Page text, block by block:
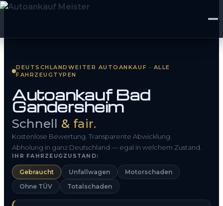
So funktioniert’s
Kontakt
FAQ
0800 1553 5546
DEUTSCHLANDWEITER AUTOANKAUF · ALLE
FAHRZEUGTYPEN
Autoankauf Bad
Gandersheim
Schnell & fair.
Kostenlose Bewertung. Transparente Abwicklung.
Abholung in ganz Deutschland — egal in welchem Zustand.
IHR FAHRZEUGZUSTAND:
Gebraucht Unfallwagen
Motorschaden
Ohne TÜV
Totalschaden